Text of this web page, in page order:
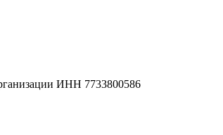
ИНН 7733800586